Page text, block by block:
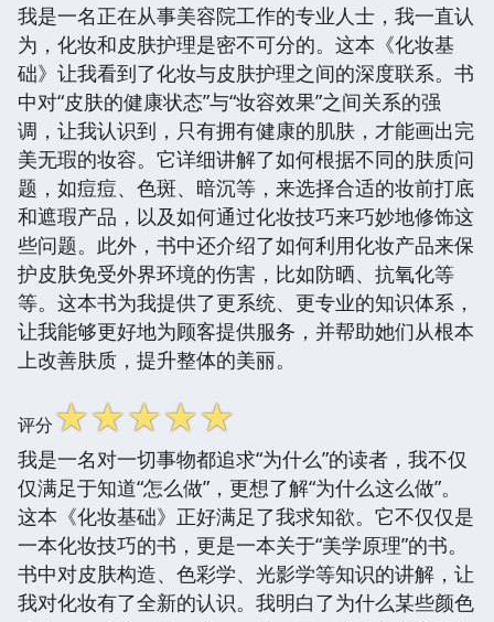
我是一名正在从事美容院工作的专业人士，我一直认
为，化妆和皮肤护理是密不可分的。这本《化妆基
础》让我看到了化妆与皮肤护理之间的深度联系。书
中对“皮肤的健康状态”与“妆容效果”之间关系的强
调，让我认识到，只有拥有健康的肌肤，才能画出完
美无瑕的妆容。它详细讲解了如何根据不同的肤质问
题，如痘痘、色斑、暗沉等，来选择合适的妆前打底
和遮瑕产品，以及如何通过化妆技巧来巧妙地修饰这
些问题。此外，书中还介绍了如何利用化妆产品来保
护皮肤免受外界环境的伤害，比如防晒、抗氧化等
等。这本书为我提供了更系统、更专业的知识体系，
让我能够更好地为顾客提供服务，并帮助她们从根本
上改善肤质，提升整体的美丽。
评分☆☆☆☆☆
我是一名对一切事物都追求“为什么”的读者，我不仅
仅满足于知道“怎么做”，更想了解“为什么这么做”。
这本《化妆基础》正好满足了我求知欲。它不仅仅是
一本化妆技巧的书，更是一本关于“美学原理”的书。
书中对皮肤构造、色彩学、光影学等知识的讲解，让
我对化妆有了全新的认识。我明白了为什么某些颜色